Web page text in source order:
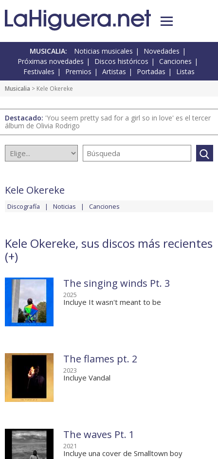
MUSICALIA: Noticias musicales
Novedades
Próximas novedades
Discos históricos
Canciones
Festivales
Premios Artistas Portadas Listas
Musicalia > Kele Okereke
Destacado: 'You seem pretty sad for a girl so in love' es el tercer
álbum de Olivia Rodrigo
Kele Okereke
Discografía Noticias Canciones
Kele Okereke, sus discos más recientes
(+)
The singing winds Pt. 3
2025
Incluye It wasn't meant to be
The flames pt. 2
2023
Incluye Vandal
The waves Pt. 1
2021
Incluye una cover de Smalltown boy